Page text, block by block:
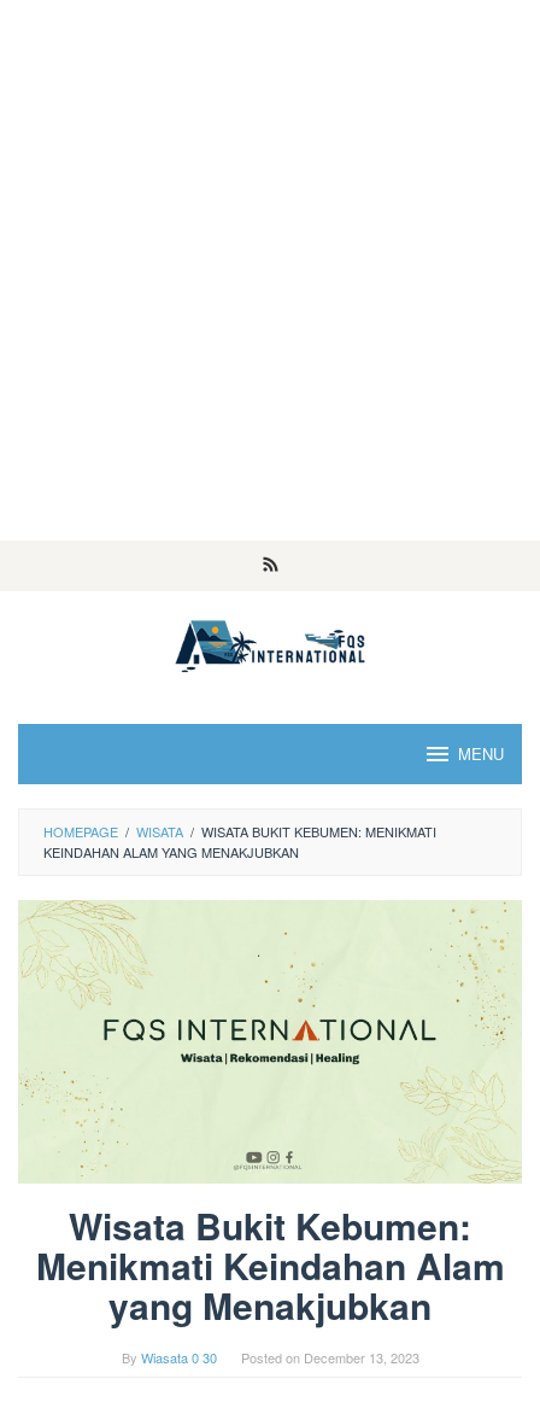
MENU
HOMEPAGE / WISATA / WISATA BUKIT KEBUMEN: MENIKMATI
KEINDAHAN ALAM YANG MENAKJUBKAN
Wisata Bukit Kebumen:
Menikmati Keindahan Alam
yang Menakjubkan
By Wiasata 0 30 Posted on December 13, 2023